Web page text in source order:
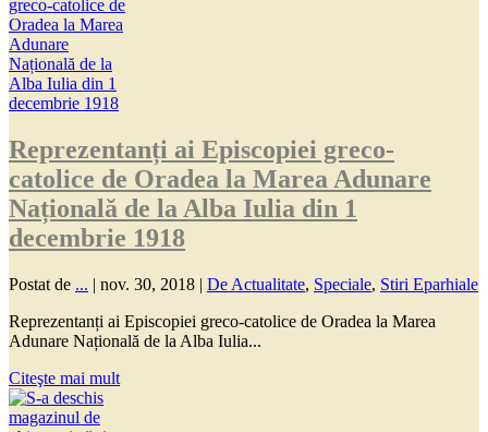
Reprezentanți ai Episcopiei greco-
catolice de Oradea la Marea Adunare
Națională de la Alba Iulia din 1
decembrie 1918
Postat de ... | nov. 30, 2018 | De Actualitate, Speciale, Stiri Eparhiale
Reprezentanți ai Episcopiei greco-catolice de Oradea la Marea
Adunare Națională de la Alba Iulia...
Citeşte mai mult